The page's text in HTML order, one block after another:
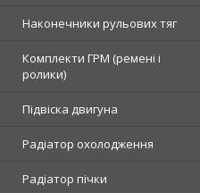
Наконечники рульових тяг
Комплекти ГРМ (ремені і
ролики)
Підвіска двигуна
Радіатор охолодження
Радіатор пічки